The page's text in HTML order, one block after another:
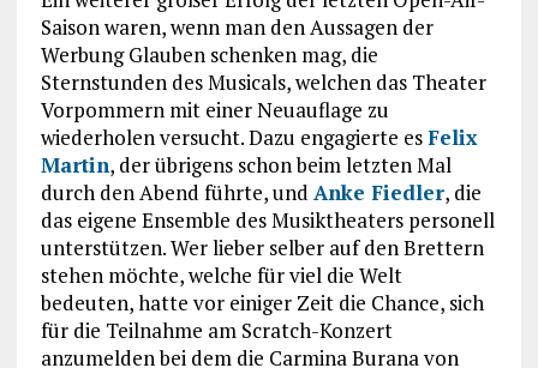
Saison waren, wenn man den Aussagen der
Werbung Glauben schenken mag, die
Sternstunden des Musicals, welchen das Theater
Vorpommern mit einer Neuauflage zu
wiederholen versucht. Dazu engagierte esFelix
Martin, der übrigens schon beim letzten Mal
durch den Abend führte, und Anke Fiedler, die
das eigene Ensemble des Musiktheaters personell
unterstützen. Wer lieber selber auf den Brettern
stehen möchte, welche für viel die Welt
bedeuten, hatte vor einiger Zeit die Chance, sich
für die Teilnahme am Scratch-Konzert
anzumelden bei dem die Carmina Burana von